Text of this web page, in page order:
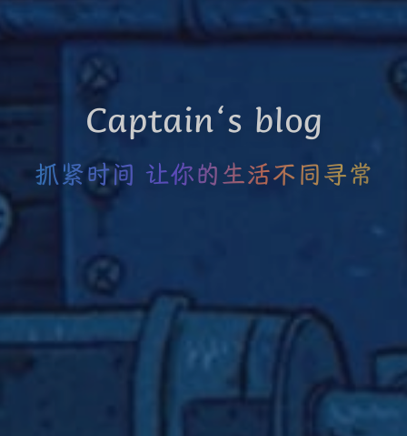
Captain‘s blog
抓紧时间 让你的生活不同寻常